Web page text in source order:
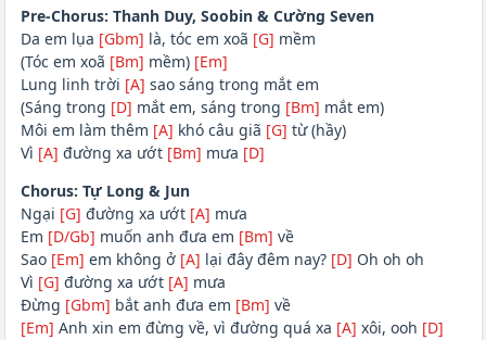
Pre-Chorus: Thanh Duy, Soobin & Cường Seven
Da em lụa [Gbm] là, tóc em xoã [G] mềm
(Tóc em xoã [Bm] mềm) [Em]
Lung linh trời [A] sao sáng trong mắt em
(Sáng trong [D] mắt em, sáng trong [Bm] mắt em)
Môi em làm thêm [A] khó câu giã [G] từ (hầy)
Vì [A] đường xa ướt [Bm] mưa [D]
Chorus: Tự Long & Jun
Ngại [G] đường xa ướt [A] mưa
Em [D/Gb] muốn anh đưa em [Bm] về
Sao [Em] em không ở [A] lại đây đêm nay? [D] Oh oh oh
Vì [G] đường xa ướt [A] mưa
Đừng [Gbm] bắt anh đưa em [Bm] về
[Em] Anh xin em đừng về, vì đường quá xa [A] xôi, ooh [D]